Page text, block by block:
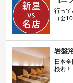
行って
（全
岩盤
日本
検索！